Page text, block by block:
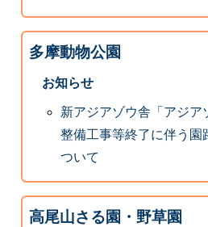
多摩動物公園
お知らせ
新アジアゾウ舎「アジア
整備工事等終了に伴う園
ついて
高尾山さる園・野草園